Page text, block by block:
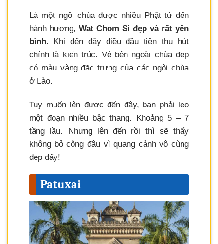
Là một ngôi chùa được nhiều Phật tử đến
hành hương, Wat Chom Si đẹp và rất yên
bình. Khi đến đây điều đầu tiên thu hút
chính là kiến trúc. Vẻ bên ngoài chùa đẹp
có màu vàng đặc trưng của các ngôi chùa
ở Lào.
Tuy muốn lên được đến đây, bạn phải leo
một đoạn nhiều bậc thang. Khoảng 5 – 7
tầng lầu. Nhưng lên đến rồi thì sẽ thấy
không bỏ công đâu vì quang cảnh vô cùng
đẹp đấy!
Patuxai